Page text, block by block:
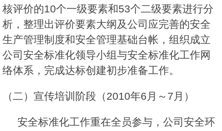
核评价的10个一级要素和53个二级要素进行分
析，整理出评价要素大纲及公司应完善的安全
生产管理制度和安全管理基础台帐，组织成立
公司安全标准化领导小组与安全标准化工作网
络体系，完成达标创建初步准备工作。
（二）宣传培训阶段（2010年6月～7月）
安全标准化工作重在全员参与，公司安全环